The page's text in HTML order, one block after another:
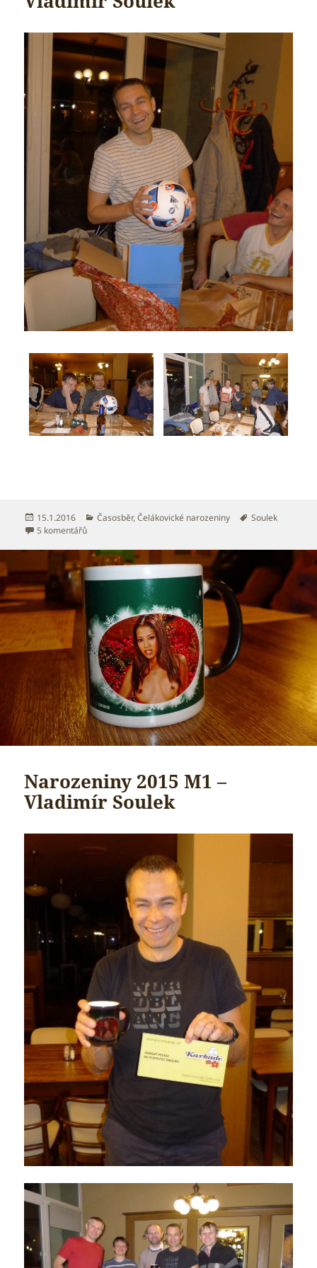
Publikováno:
15.1.2016 Rubriky:
Časosběr,Čelákovické narozeniny Štítky:
Soulek
5 komentářůu textu s názvem Narozeniny 2016 M1 – Vladimír Soulek
Narozeniny 2015 M1 –
Vladimír Soulek